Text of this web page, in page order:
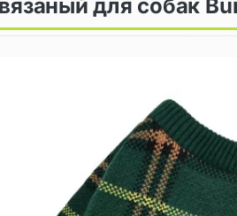
для собак